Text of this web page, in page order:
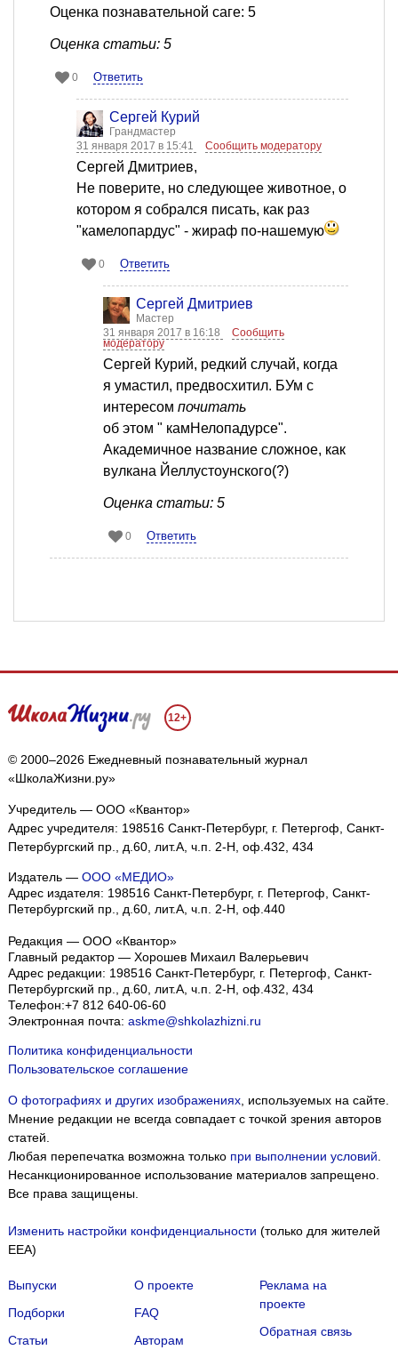
Оценка познавательной саге: 5
Оценка статьи: 5
0 Ответить
Сергей Курий
Грандмастер
31 января 2017 в 15:41
Сообщить модератору
Сергей Дмитриев,
Не поверите, но следующее животное, о
котором я собрался писать, как раз
"камелопардус" - жираф по-нашемую
0 Ответить
Сергей Дмитриев
Мастер
31 января 2017 в 16:18
Сообщить
модератору
Сергей Курий, редкий случай, когда
я умастил, предвосхитил. БУм с
интересом почитать
об этом " камНелопадурсе".
Академичное название сложное, как
вулкана Йеллустоунского(?)
Оценка статьи: 5
0 Ответить
12+
© 2000–2026 Ежедневный познавательный журнал
«ШколаЖизни.ру»
Учредитель — ООО «Квантор»
Адрес учредителя: 198516 Санкт-Петербург, г. Петергоф, Санкт-
Петербургский пр., д.60, лит.А, ч.п. 2-Н, оф.432, 434
Издатель — ООО «МЕДИО»
Адрес издателя: 198516 Санкт-Петербург, г. Петергоф, Санкт-
Петербургский пр., д.60, лит.А, ч.п. 2-Н, оф.440
Редакция — ООО «Квантор»
Главный редактор — Хорошев Михаил Валерьевич
Адрес редакции: 198516 Санкт-Петербург, г. Петергоф Санкт-
Петербургский пр., д.60, лит.А, ч.п. 2-Н, оф.432, 434
Телефон:+7 812 640-06-60
Электронная почта: askme@shkolazhizni.ru
Политика конфиденциальности
Пользовательское соглашение
О фотографиях и других изображениях, используемых на сайте.
Мнение редакции не всегда совпадает с точкой зрения авторов
статей.
Любая перепечатка возможна только при выполнении условий
Несанкционированное использование материалов запрещено.
Все права защищены.
Изменить настройки конфиденциальности (только для жителей
EEA)
Выпуски
Подборки
Статьи
О проекте
FAQ
Авторам
Реклама на
проекте
Обратная связь